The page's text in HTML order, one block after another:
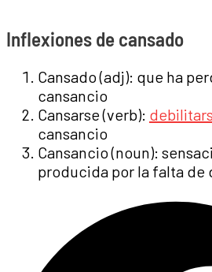
Inflexiones de cansado
Cansado (adj): que ha
cansancio
Cansarse (verb):
cansancio
Cansancio (noun):
producida por la falta de